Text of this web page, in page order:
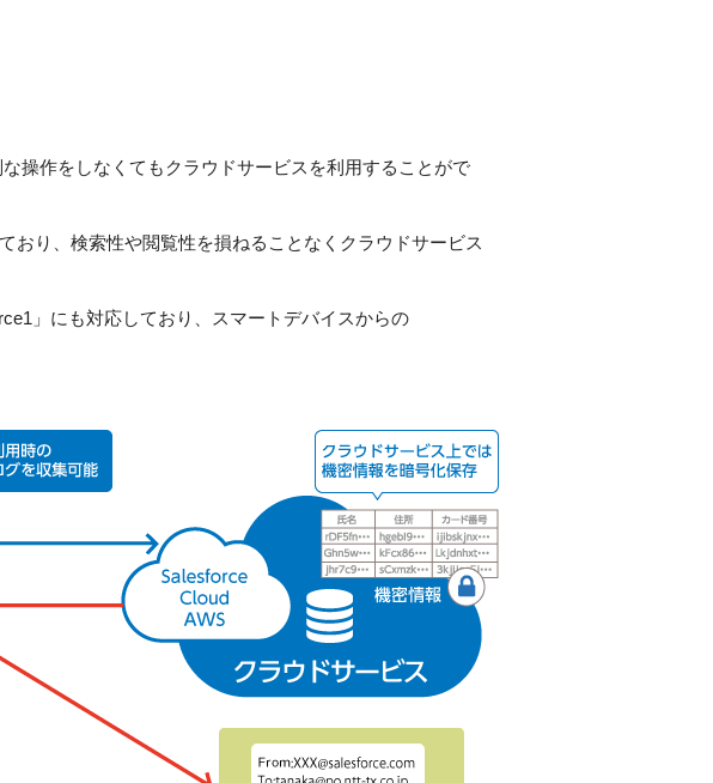
操作をしなくてもクラウドサービスを利用することがで
おり、検索性や閲覧性を損ねることなくクラウドサービス
」にも対応しており、スマートデバイスからの